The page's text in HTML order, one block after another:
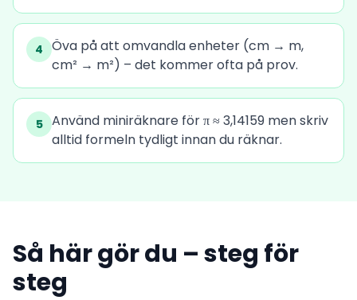
4 Öva på att omvandla enheter (cm → m,
cm² → m²) – det kommer ofta på prov.
5 Använd miniräknare för π ≈ 3,14159 men skriv
alltid formeln tydligt innan du räknar.
Så här gör du – steg för
steg